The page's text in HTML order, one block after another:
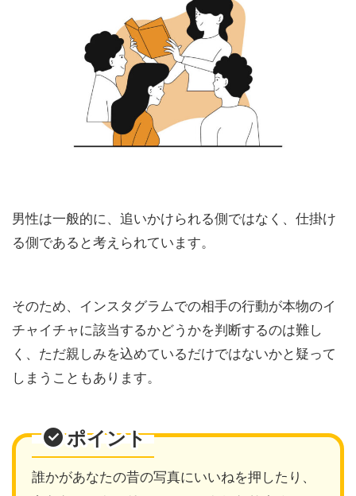
男性は一般的に、追いかけられる側ではなく、仕掛け
る側であると考えられています。
そのため、インスタグラムでの相手の行動が本物のイ
チャイチャに該当するかどうかを判断するのは難し
く、ただ親しみを込めているだけではないかと疑って
しまうこともあります。
ポイント
誰かがあなたの昔の写真にいいねを押したり、